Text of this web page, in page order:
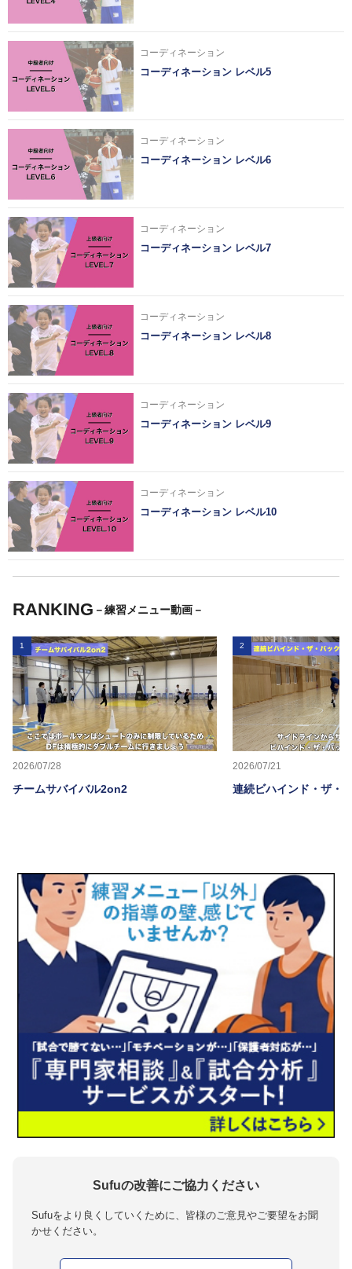
コーディネーション
コーディネーション レベル5
コーディネーション
コーディネーション レベル6
コーディネーション
コーディネーション レベル7
コーディネーション
コーディネーション レベル8
コーディネーション
コーディネーション レベル9
コーディネーション
コーディネーション レベル10
RANKING －練習メニュー動画－
1
2026/07/28
チームサバイバル2on2
2
2026/07/21
連続ビハインド・ザ・
Sufuの改善にご協力ください
Sufuをより良くしていくために、皆様のご意見やご要望をお聞
かせください。